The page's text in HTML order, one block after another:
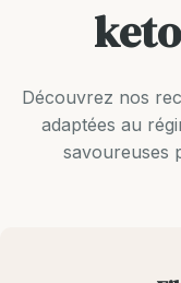
Découvrez nos
adaptées au
savoureuses